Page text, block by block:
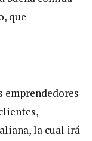
que
emprendedores
la cual irá